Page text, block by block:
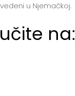
u Njemačkoj.
na: